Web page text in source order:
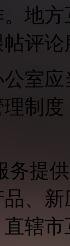
地
评
室
制
务提
、
辖